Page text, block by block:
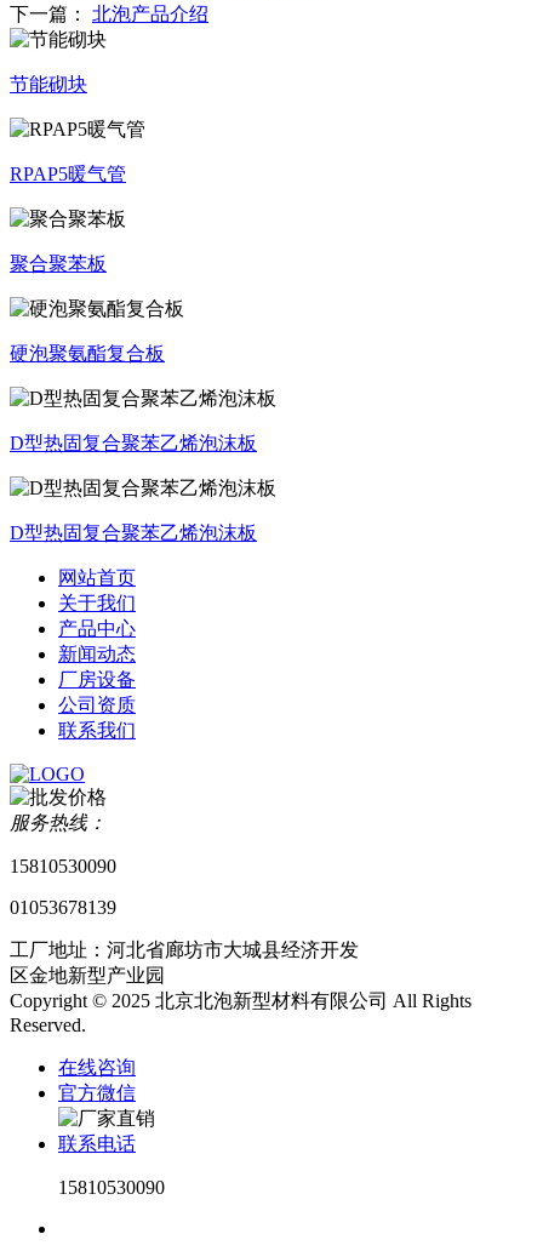
下一篇： 北泡产品介绍
节能砌块
RPAP5暖气管
聚合聚苯板
硬泡聚氨酯复合板
D型热固复合聚苯乙烯泡沫板
D型热固复合聚苯乙烯泡沫板
网站首页
关于我们
产品中心
新闻动态
厂房设备
公司资质
联系我们
服务热线：
15810530090
01053678139
工厂地址：河北省廊坊市大城县经济开发
区金地新型产业园
Copyright © 2025 北京北泡新型材料有限公司 All Rights
Reserved.
在线咨询
官方微信
联系电话
15810530090